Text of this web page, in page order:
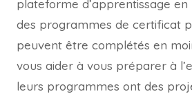
plateforme d’apprentissage
des programmes de certificat
peuvent être complétés en
vous aider à vous préparer à
leurs programmes ont des